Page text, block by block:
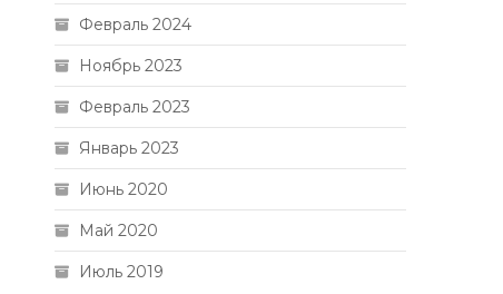
Февраль 2024
Ноябрь 2023
Февраль 2023
Январь 2023
Июнь 2020
Май 2020
Июль 2019